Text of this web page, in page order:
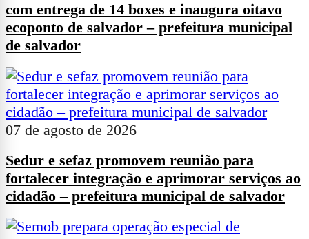
com entrega de 14 boxes e inaugura oitavo
ecoponto de salvador – prefeitura municipal
de salvador
07 de agosto de 2026
Sedur e sefaz promovem reunião para
fortalecer integração e aprimorar serviços ao
cidadão – prefeitura municipal de salvador